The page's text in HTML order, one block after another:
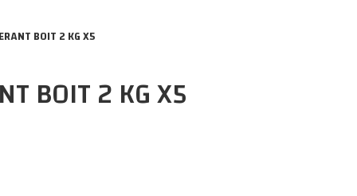
BOIT 2 KG X5
BOIT 2 KG X5